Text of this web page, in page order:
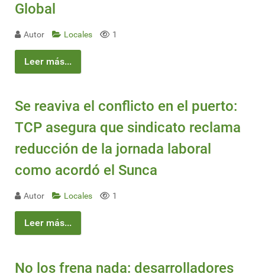
Global
Autor Locales 1
Leer más...
Se reaviva el conflicto en el puerto:
TCP asegura que sindicato reclama
reducción de la jornada laboral
como acordó el Sunca
Autor Locales 1
Leer más...
No los frena nada: desarrolladores